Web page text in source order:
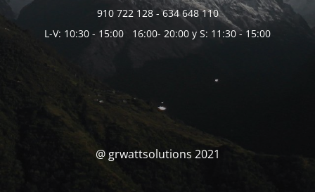
910 722 128 - 634 648 110
L-V: 10:30 - 15:00 16:00- 20:00 y S: 11:30 - 15:00
@ grwattsolutions 2021